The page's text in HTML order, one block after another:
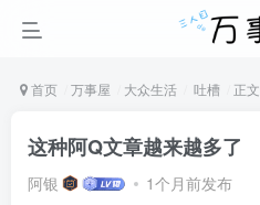
首页 万事屋 大众生活 吐槽 正文
这种阿Q文章越来越多了
阿银 1个月前发布